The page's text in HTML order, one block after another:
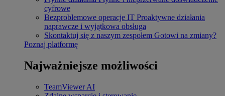
cyfrowe
Bezproblemowe operacje IT Proaktywne działania
naprawcze i wyjątkowa obsługa
Skontaktuj się z naszym zespołem Gotowi na zmiany?
Poznaj platformę
Najważniejsze możliwości
TeamViewer AI